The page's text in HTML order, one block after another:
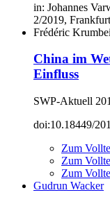
in: Johannes
2/2019,
Frédéric
China im
Einfluss
SWP-Aktuell
doi:10.18449/
Zum
Zum
Zum
Gudrun Wacker